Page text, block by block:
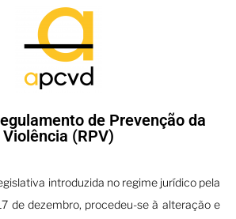
de Prevenção da
Violência (RPV)
introduzida no regime jurídico pela
de dezembro, procedeu-se à alteração e